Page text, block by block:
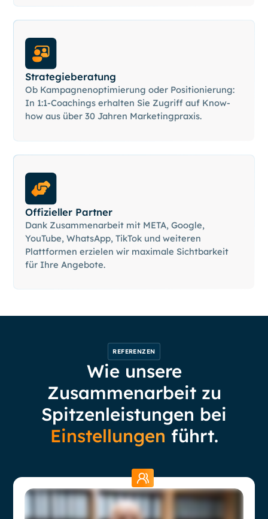
Strategieberatung
Ob Kampagnenoptimierung oder Positionierung:
In 1:1-Coachings erhalten Sie Zugriff auf Know-
how aus über 30 Jahren Marketingpraxis.
Offizieller Partner
Dank Zusammenarbeit mit META, Google,
YouTube, WhatsApp, TikTok und weiteren
Plattformen erzielen wir maximale Sichtbarkeit
für Ihre Angebote.
REFERENZEN
Wie unsere
Zusammenarbeit zu
Spitzenleistungen bei
Einstellungen führt.